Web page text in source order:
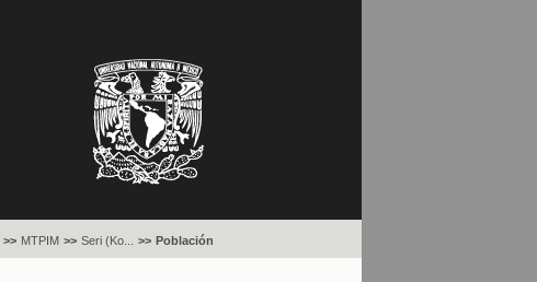
>> MTPIM >> Seri (Ko... >> Población